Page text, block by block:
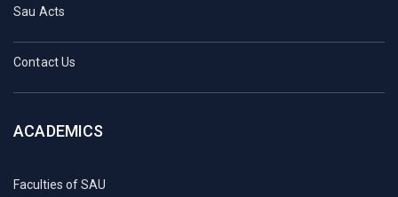
Sau Acts
Contact Us
ACADEMICS
Faculties of SAU